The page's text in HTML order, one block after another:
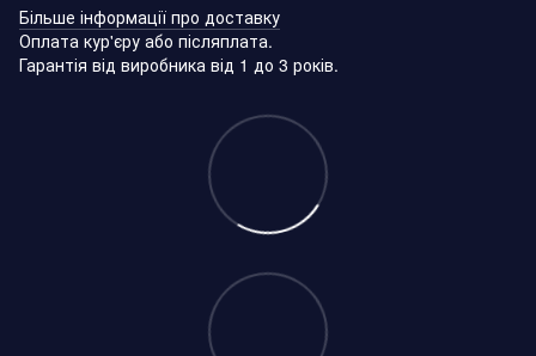
Більше інформації про доставку
Оплата кур'єру або післяплата.
Гарантія від виробника від 1 до 3 років.